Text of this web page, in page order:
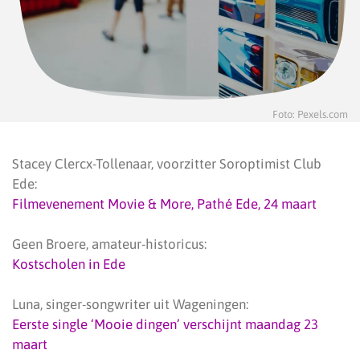
Foto: Pexels.com
Stacey Clercx-Tollenaar, voorzitter Soroptimist Club
Ede:
Filmevenement Movie & More, Pathé Ede, 24 maart
Geen Broere, amateur-historicus:
Kostscholen in Ede
Luna, singer-songwriter uit Wageningen:
Eerste single ‘Mooie dingen’ verschijnt maandag 23
maart